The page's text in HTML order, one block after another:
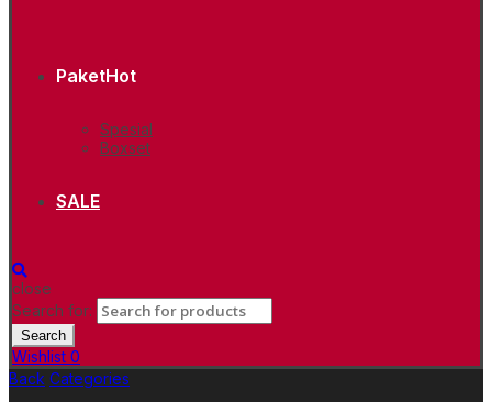
PaketHot
Spesial
Boxset
SALE
close
Search for:
Search
Wishlist 0
Back Categories